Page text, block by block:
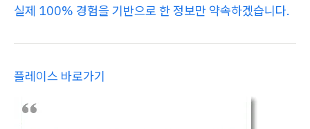
실제 100% 경험을 기반으로 한 정보만 약속하겠습니다.
플레이스 바로가기